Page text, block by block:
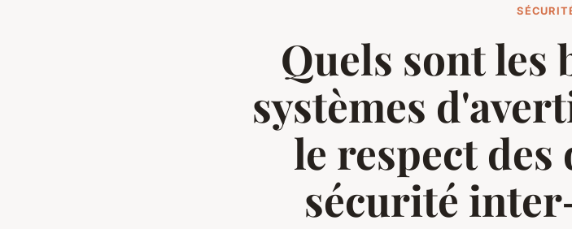
Quels sont les
systèmes
le respect des
sécurité